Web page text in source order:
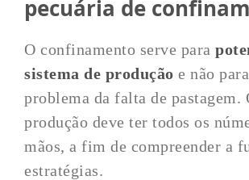
pecuária de
O confinamento serve para
sistema de produção e não
problema da falta de pastagem.
produção deve ter todos os
mãos, a fim de compreender a
estratégias.